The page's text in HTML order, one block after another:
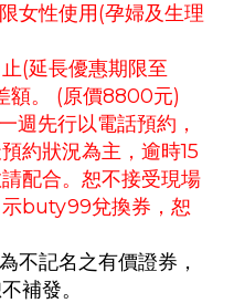
女性使用(孕婦及生理
(延長優惠期限至
額。 (原價8800元)
週先行以電話預約，
約狀況為主，逾時15
配合。恕不接受現場
buty99兌換券，恕
不記名之有價證券，
補發。